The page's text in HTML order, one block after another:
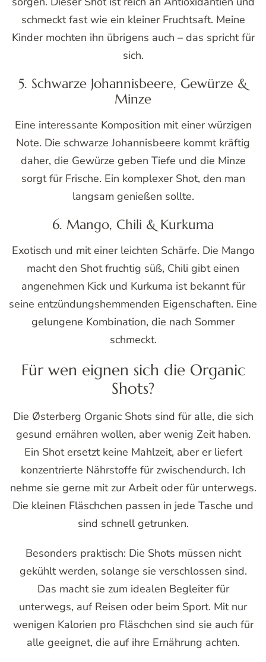
schmeckt fast wie ein kleiner Fruchtsaft. Meine
Kinder mochten ihn übrigens auch – das spricht für
sich.
5. Schwarze Johannisbeere, Gewürze &
Minze
Eine interessante Komposition mit einer würzigen
Note. Die schwarze Johannisbeere kommt kräftig
daher, die Gewürze geben Tiefe und die Minze
sorgt für Frische. Ein komplexer Shot, den man
langsam genießen sollte.
6. Mango, Chili & Kurkuma
Exotisch und mit einer leichten Schärfe. Die Mango
macht den Shot fruchtig süß, Chili gibt einen
angenehmen Kick und Kurkuma ist bekannt für
seine entzündungshemmenden Eigenschaften. Eine
gelungene Kombination, die nach Sommer
schmeckt.
Für wen eignen sich die Organic
Shots?
Die Østerberg Organic Shots sind für alle, die sich
gesund ernähren wollen, aber wenig Zeit haben.
Ein Shot ersetzt keine Mahlzeit, aber er liefert
konzentrierte Nährstoffe für zwischendurch. Ich
nehme sie gerne mit zur Arbeit oder für unterwegs.
Die kleinen Fläschchen passen in jede Tasche und
sind schnell getrunken.
Besonders praktisch: Die Shots müssen nicht
gekühlt werden, solange sie verschlossen sind.
Das macht sie zum idealen Begleiter für
unterwegs, auf Reisen oder beim Sport. Mit nur
wenigen Kalorien pro Fläschchen sind sie auch für
alle geeignet, die auf ihre Ernährung achten.